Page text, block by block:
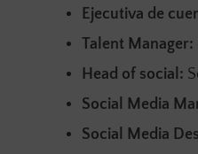
Ejecutiva de
Talent Manager:
Head of social:
Social Media
Social Media